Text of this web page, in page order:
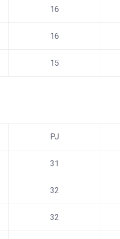
16
16
15
PJ
31
32
32